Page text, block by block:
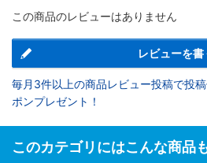
この商品のレビューはありません
レビューを書
毎月3件以上の商品レビュー投稿で投
ポンプレゼント！
このカテゴリにはこんな商品